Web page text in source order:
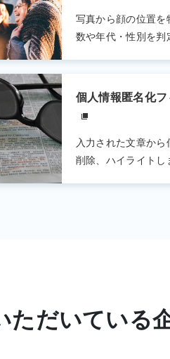
写真から顔の位置を
数や年代・性別を判
個人情報匿名化
入力された文章から
削除、ハイライトし
ただいている